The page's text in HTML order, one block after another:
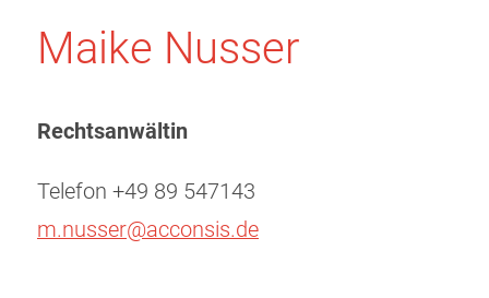
Maike Nusser
Rechtsanwältin
Telefon +49 89 547143
m.nusser@acconsis.de